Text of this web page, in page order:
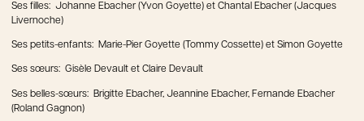
Ses filles: Johanne Ebacher (Yvon Goyette) et Chantal Ebacher (Jacques
Livernoche)
Ses petits-enfants: Marie-Pier Goyette (Tommy Cossette) et Simon Goyette
Ses sœurs: Gisèle Devault et Claire Devault
Ses belles-sœurs: Brigitte Ebacher, Jeannine Ebacher, Fernande Ebacher
(Roland Gagnon)